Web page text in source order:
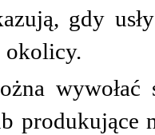
gdy
okolicy.
wywołać
produkujące